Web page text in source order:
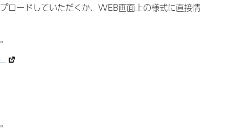
ロードしていただくか、WEB画面上の様式に直接情